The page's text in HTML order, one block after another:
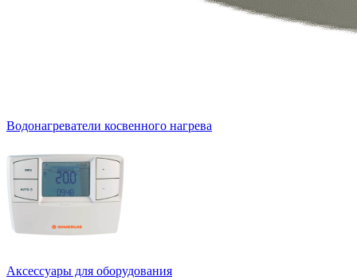
Водонагреватели косвенного нагрева
Аксессуары для оборудования